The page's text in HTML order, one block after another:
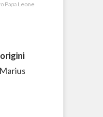
Papa Leone